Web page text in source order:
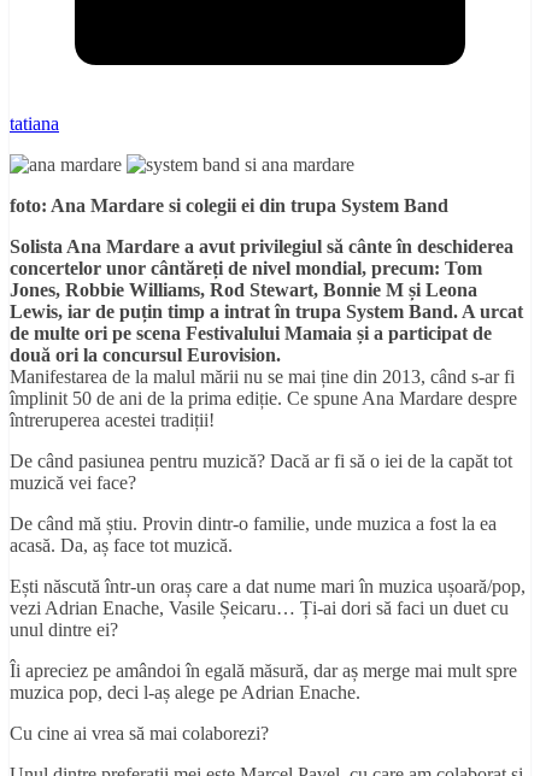
tatiana
foto: Ana Mardare si colegii ei din trupa System Band
Solista Ana Mardare a avut privilegiul să cânte în deschiderea
concertelor unor cântăreți de nivel mondial, precum: Tom
Jones, Robbie Williams, Rod Stewart, Bonnie M și Leona
Lewis, iar de puțin timp a intrat în trupa System Band. A urcat
de multe ori pe scena Festivalului Mamaia și a participat de
două ori la concursul Eurovision.
Manifestarea de la malul mării nu se mai ține din 2013, când s-ar fi
împlinit 50 de ani de la prima ediție. Ce spune Ana Mardare despre
întreruperea acestei tradiții!
De când pasiunea pentru muzică? Dacă ar fi să o iei de la capăt tot
muzică vei face?
De când mă știu. Provin dintr-o familie, unde muzica a fost la ea
acasă. Da, aș face tot muzică.
Ești născută într-un oraș care a dat nume mari în muzica ușoară/pop,
vezi Adrian Enache, Vasile Șeicaru… Ți-ai dori să faci un duet cu
unul dintre ei?
Îi apreciez pe amândoi în egală măsură, dar aș merge mai mult spre
muzica pop, deci l-aș alege pe Adrian Enache.
Cu cine ai vrea să mai colaborezi?